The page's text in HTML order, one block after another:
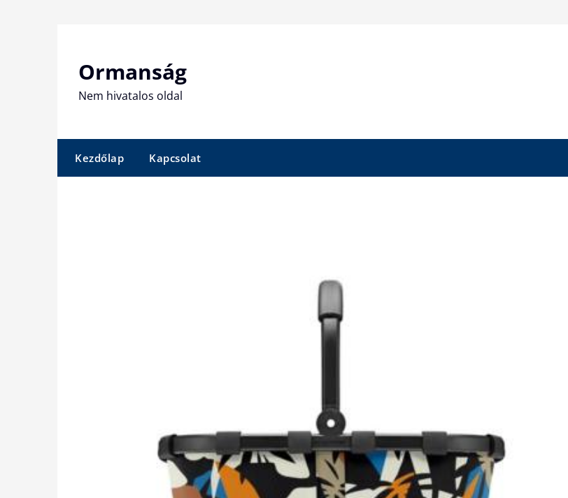
Ormanság
Nem hivatalos oldal
Kezdőlap Kapcsolat